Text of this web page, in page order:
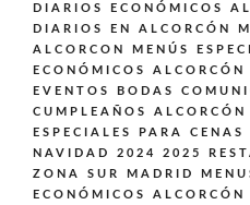
DIARIOS ECONÓMICOS
DIARIOS EN ALCORCÓN
ALCORCON
MENÚS
ECONÓMICOS ALCORCÓN
EVENTOS BODAS
CUMPLEAÑOS
ESPECIALES PARA
NAVIDAD 2024 2025
ZONA SUR MADRID
ECONÓMICOS ALCORCÓN